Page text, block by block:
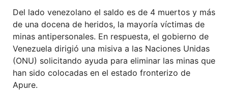
Del lado venezolano el saldo es de 4 muertos y más
de una docena de heridos, la mayoría víctimas de
minas antipersonales. En respuesta, el gobierno de
Venezuela dirigió una misiva a las Naciones Unidas
(ONU) solicitando ayuda para eliminar las minas que
han sido colocadas en el estado fronterizo de
Apure.